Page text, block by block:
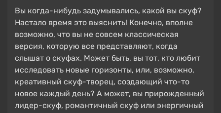
Вы когда-нибудь задумывались, какой вы скуф?
Настало время это выяснить! Конечно, вполне
возможно, что вы не совсем классическая
версия, которую все представляют, когда
слышат о скуфах. Может быть, вы тот, кто любит
исследовать новые горизонты, или, возможно,
креативный скуф-творец, создающий что-то
новое каждый день? А может, вы прирожденный
лидер-скуф, романтичный скуф или энергичный